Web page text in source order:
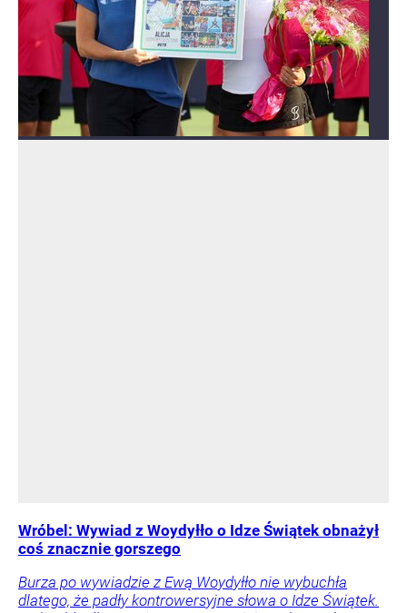
Wróbel: Wywiad z Woydyłło o Idze Świątek obnażył
coś znacznie gorszego
Burza po wywiadzie z Ewą Woydyłło nie wybuchła
dlatego, że padły kontrowersyjne słowa o Idze Świątek.